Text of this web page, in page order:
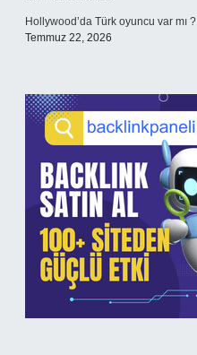
Hollywood’da Türk oyuncu var mı ?
Temmuz 22, 2026